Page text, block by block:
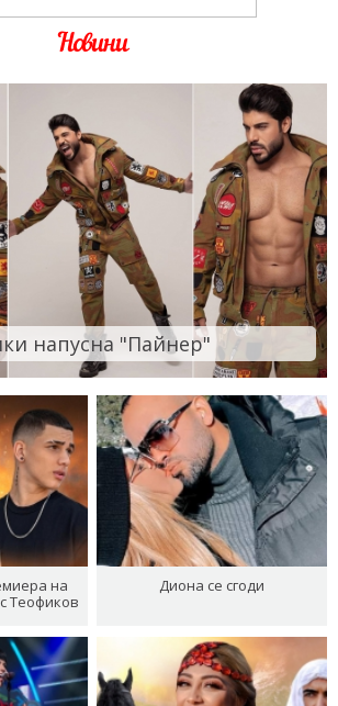
Новини
напусна "Пайнер"
на
Теофиков
Диона се сгоди